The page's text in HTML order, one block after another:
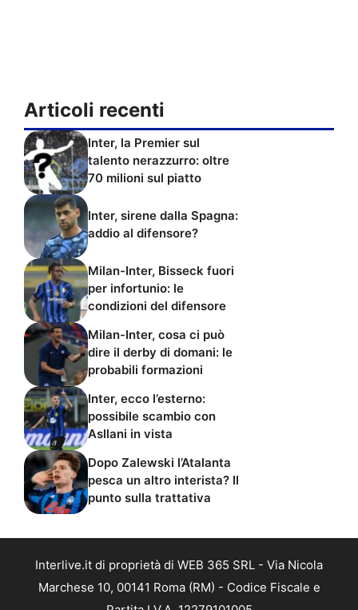
Articoli recenti
Inter, la Premier sul
talento nerazzurro: oltre
70 milioni sul piatto
Inter, sirene dalla Spagna:
addio al difensore?
Milan-Inter, Bisseck fuori
per infortunio: le
condizioni del difensore
Milan-Inter, cosa ci può
dire il derby di domani: le
probabili formazioni
Inter, ecco l’esterno:
possibile scambio con
Asllani in vista
Dopo Zalewski l’Atalanta
pesca un altro interista? Il
punto sulla trattativa
Interlive.it di proprietà di WEB 365 SRL - Via Nicola
Marchese 10, 00141 Roma (RM) - Codice Fiscale e